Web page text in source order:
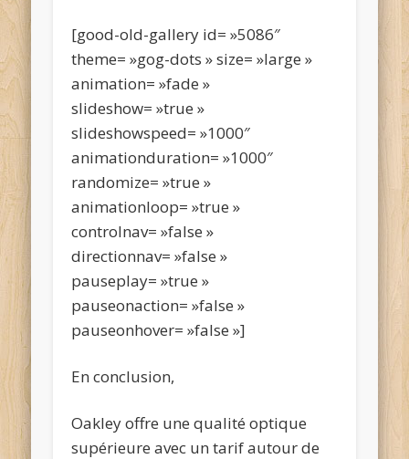
[good-old-gallery id= »5086″
theme= »gog-dots » size= »large »
animation= »fade »
slideshow= »true »
slideshowspeed= »1000″
animationduration= »1000″
randomize= »true »
animationloop= »true »
controlnav= »false »
directionnav= »false »
pauseplay= »true »
pauseonaction= »false »
pauseonhover= »false »]
En conclusion,
Oakley offre une qualité optique
supérieure avec un tarif autour de